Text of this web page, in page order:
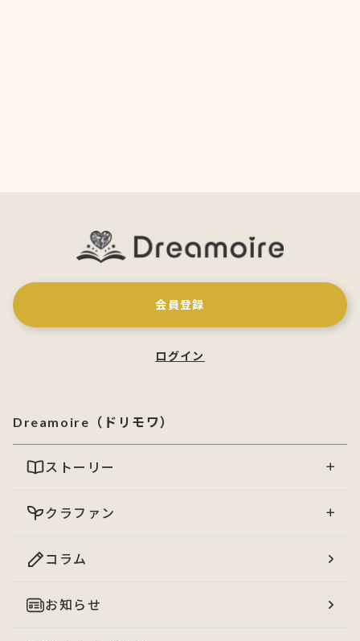
会員登録
ログイン
Dreamoire（ドリモワ）
ストーリー
クラファン
コラム
お知らせ